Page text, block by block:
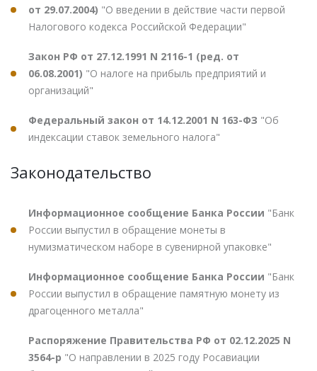
от 29.07.2004) "О введении в действие части первой
Налогового кодекса Российской Федерации"
Закон РФ от 27.12.1991 N 2116-1 (ред. от
06.08.2001) "О налоге на прибыль предприятий и
организаций"
Федеральный закон от 14.12.2001 N 163-ФЗ "Об
индексации ставок земельного налога"
Законодательство
Информационное сообщение Банка России "Банк
России выпустил в обращение монеты в
нумизматическом наборе в сувенирной упаковке"
Информационное сообщение Банка России "Банк
России выпустил в обращение памятную монету из
драгоценного металла"
Распоряжение Правительства РФ от 02.12.2025 N
3564-р "О направлении в 2025 году Росавиации